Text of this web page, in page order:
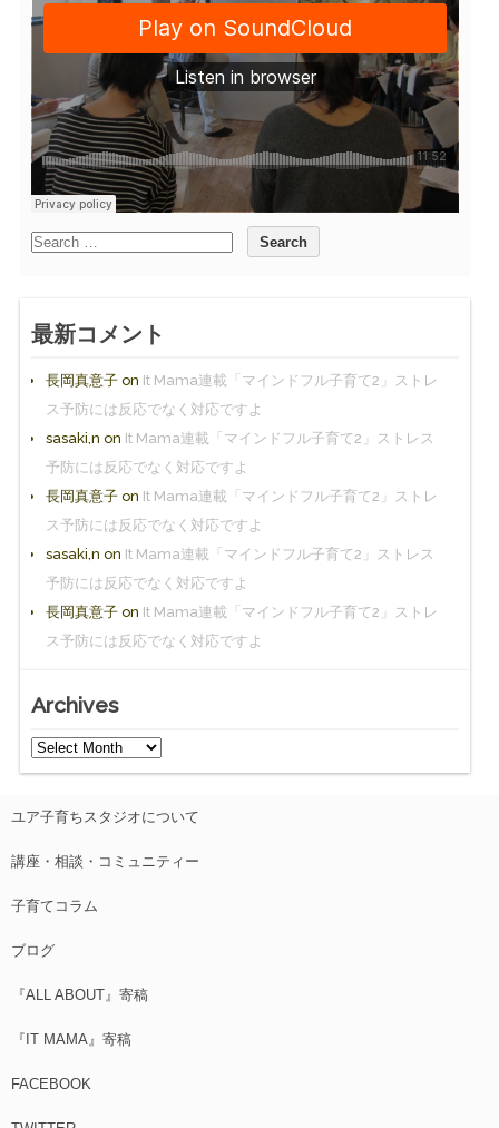
最新コメント
長岡真意子on It Mama連載「マインドフル子育て2」ストレ
ス予防には反応でなく対応ですよ
sasaki,n on It Mama連載「マインドフル子育て2」ストレス
予防には反応でなく対応ですよ
長岡真意子on It Mama連載「マインドフル子育て2」ストレ
ス予防には反応でなく対応ですよ
sasaki,n on It Mama連載「マインドフル子育て2」ストレス
予防には反応でなく対応ですよ
長岡真意子on It Mama連載「マインドフル子育て2」ストレ
ス予防には反応でなく対応ですよ
Archives
ユア子育ちスタジオについて
講座・相談・コミュニティー
子育てコラム
ブログ
『ALL ABOUT』寄稿
『IT MAMA』寄稿
FACEBOOK